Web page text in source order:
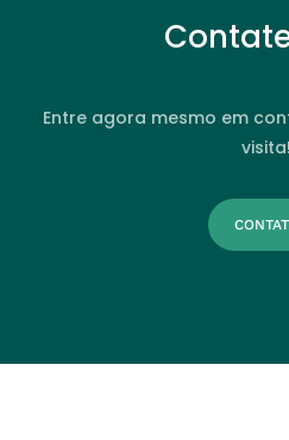
Entre agora mesmo em
visita!